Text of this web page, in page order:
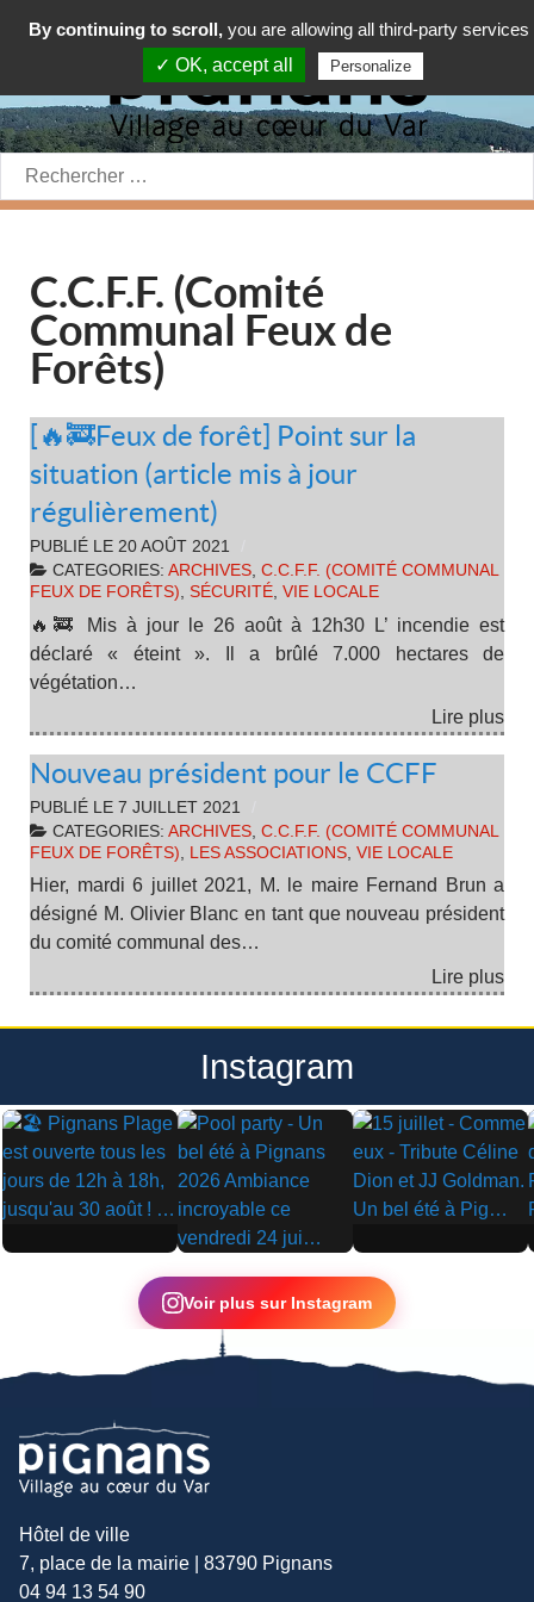
Rechercher:
C.C.F.F. (Comité
Communal Feux de
Forêts)
[🔥🚒Feux de forêt] Point sur la
situation (article mis à jour
régulièrement)
PUBLIÉ LE 20 AOÛT 2021
CATEGORIES: ARCHIVES, C.C.F.F. (COMITÉ COMMUNAL
FEUX DE FORÊTS), SÉCURITÉ, VIE LOCALE
🔥🚒 Mis à jour le 26 août à 12h30 L’ incendie est
déclaré « éteint ». Il a brûlé 7.000 hectares de
végétation…
Lire plus
Nouveau président pour le CCFF
PUBLIÉ LE 7 JUILLET 2021
CATEGORIES: ARCHIVES C.C.F.F. (COMITÉ COMMUNAL
FEUX DE FORÊTS)
LES ASSOCIATIONS VIE LOCALE
Hier, mardi 6 juillet 2021, M. le maire Fernand Brun a
désigné M. Olivier Blanc en tant que nouveau président
du comité communal des…
Lire plus
Instagram
▶
▶
▶
Voir plus sur Instagram
Hôtel de ville
7, place de la mairie | 83790 Pignans
04 94 13 54 90
By continuing to scroll, you are allowing all third-party services
✓ OK, accept all
Personalize